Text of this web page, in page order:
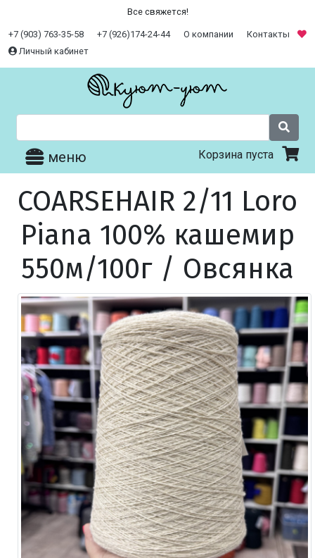
Все свяжется!
+7 (903) 763-35-58 +7 (926)174-24-44 О компании
Контакты
Личный кабинет
меню Корзина пуста
COARSEHAIR 2/11 Loro
Piana 100% кашемир
550м/100г / Овсянка